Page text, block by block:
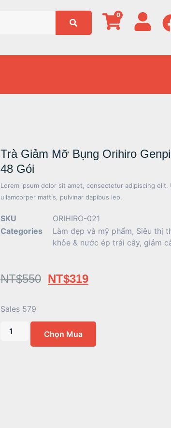
0
Trà Giảm Mỡ Bụng Orihiro
48 Gói
Lorem ipsum dolor sit amet, consectetur adipiscing
ullamcorper mattis, pulvinar dapibus leo.
SKU
ORIHIRO-021
Categories
Làm đẹp và mỹ phẩm, Siêu thị
khỏe & nước ép trái cây, giảm
NT$550 NT$319
Sales 579
Chọn Mua